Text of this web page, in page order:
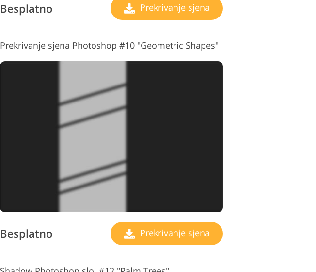
Besplatno Prekrivanje sjena
Prekrivanje sjena Photoshop #10 "Geometric Shapes"
Besplatno Prekrivanje sjena